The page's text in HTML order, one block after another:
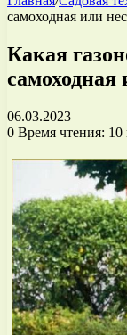
самоходная или
Какая
самоходная
06.03.2023
0 Время чтения: